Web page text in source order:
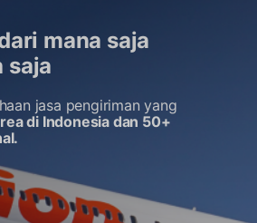
mana saja
saja
jasa pengiriman yang
di Indonesia dan 50+